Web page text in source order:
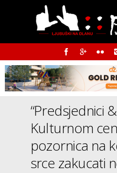
“Predsjednici
Kulturnom
pozornica na
srce zakucati